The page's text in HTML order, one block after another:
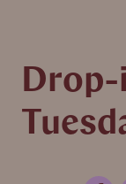
Drop-